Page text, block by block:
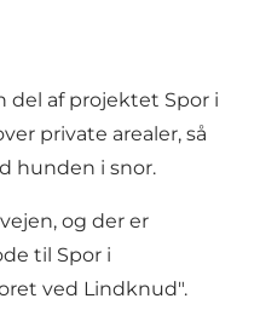
del af projektet Spor i
private arealer, så
hunden i snor.
og der er
til Spor i
ved Lindknud".